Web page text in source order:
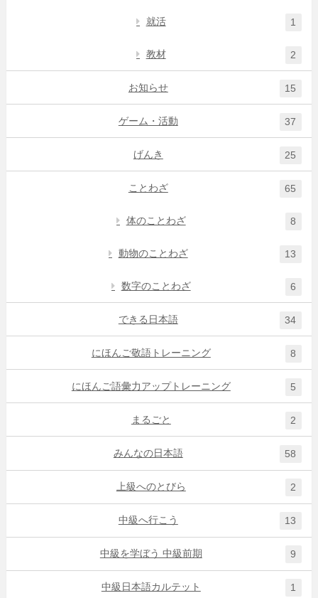
就活 1
教材 2
お知らせ 15
ゲーム・活動 37
げんき 25
ことわざ 65
体のことわざ 8
動物のことわざ 13
数字のことわざ 6
できる日本語 34
にほんご敬語トレーニング 8
にほんご語彙力アップトレーニング 5
まるごと 2
みんなの日本語 58
上級へのとびら 2
中級へ行こう 13
中級を学ぼう 中級前期 9
中級日本語カルテット 1